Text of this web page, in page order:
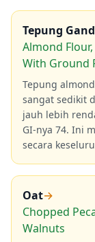
Tepung
Almond
With Ground
Tepung
sangat sedikit
jauh lebih
GI-nya 74. Ini
secara
Oat→
Chopped
Walnuts